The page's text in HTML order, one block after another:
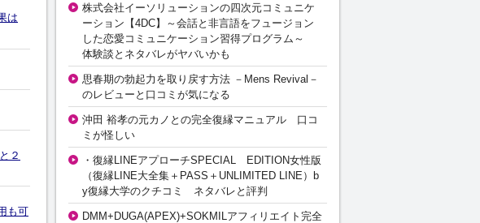
は
２
も可
株式会社イーソリューションの四次元コミュニケ
ーション【4DC】～会話と非言語をフュージョン
した恋愛コミュニケーション習得プログラム～
体験談とネタバレがヤバいかも
思春期の勃起力を取り戻す方法 －Mens Revival－
のレビューと口コミが気になる
沖田 裕孝の元カノとの完全復縁マニュアル 口コ
ミが怪しい
・復縁LINEアプローチSPECIAL EDITION女性版
（復縁LINE大全集＋PASS＋UNLIMITED LINE）b
y復縁大学のクチコミ ネタバレと評判
DMM+DUGA(APEX)+SOKMILアフィリエイト完全